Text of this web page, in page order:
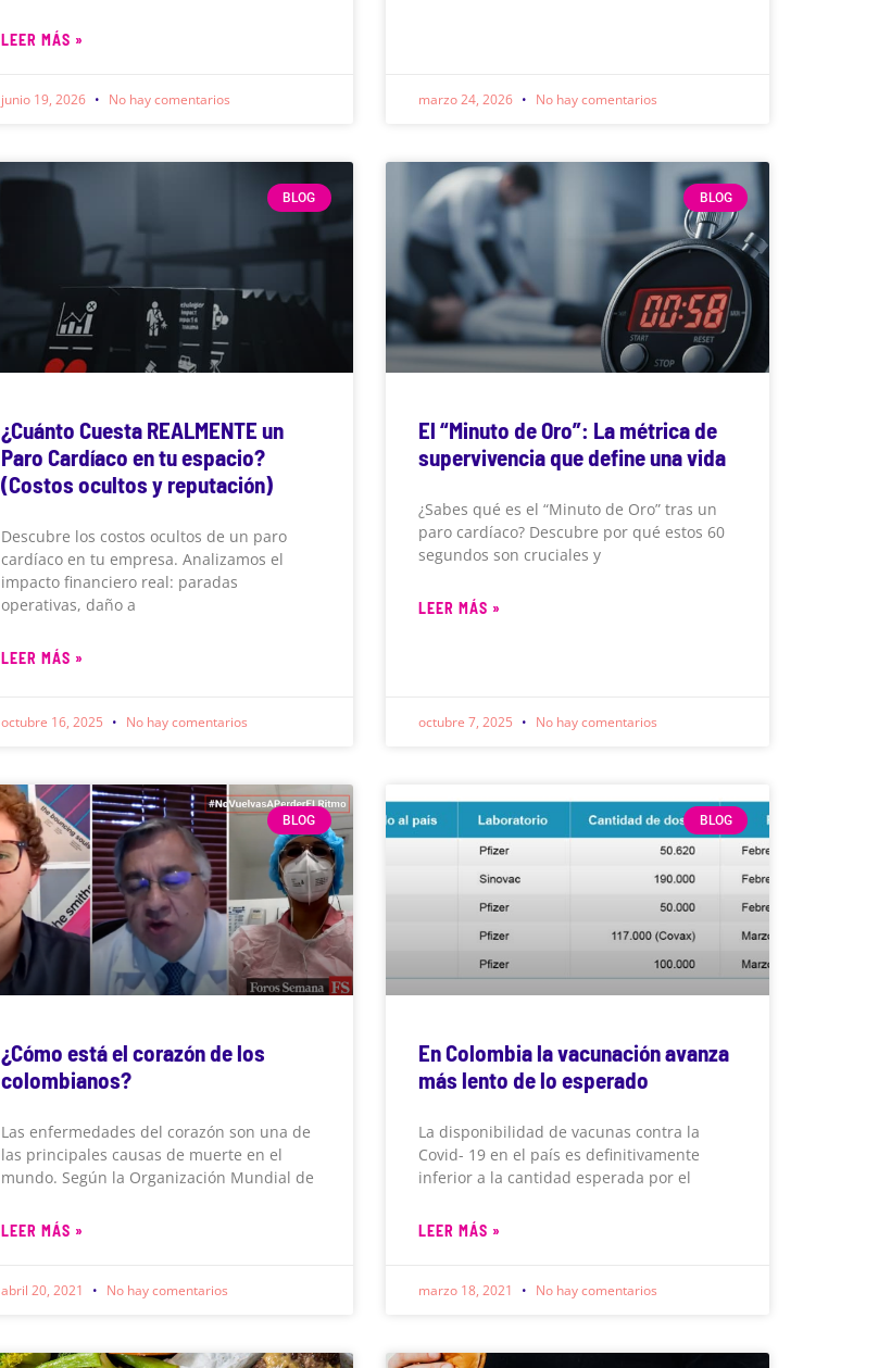
LEER MÁS »
junio 19, 2026 No hay comentarios marzo 24, 2026 No hay comentarios
BLOG
¿Cuánto Cuesta REALMENTE un
Paro Cardíaco en tu espacio?
(Costos ocultos y reputación)
Descubre los costos ocultos de un paro
cardíaco en tu empresa. Analizamos el
impacto financiero real: paradas
operativas, daño a
LEER MÁS »
octubre 16, 2025 No hay comentarios
BLOG
El “Minuto de Oro”: La métrica de
supervivencia que define una vida
¿Sabes qué es el “Minuto de Oro” tras un
paro cardíaco? Descubre por qué estos 60
segundos son cruciales y
LEER MÁS »
octubre 7, 2025 No hay comentarios
BLOG
¿Cómo está el corazón de los
colombianos?
Las enfermedades del corazón son una de
las principales causas de muerte en el
mundo. Según la Organización Mundial de
LEER MÁS »
abril 20, 2021 No hay comentarios
BLOG
En Colombia la vacunación avanza
más lento de lo esperado
La disponibilidad de vacunas contra la
Covid- 19 en el país es definitivamente
inferior a la cantidad esperada por el
LEER MÁS »
marzo 18, 2021 No hay comentarios